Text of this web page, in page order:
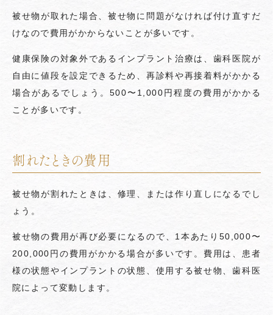
被せ物が取れた場合、被せ物に問題がなければ付け直すだ
けなので費用がかからないことが多いです。
健康保険の対象外であるインプラント治療は、歯科医院が
自由に値段を設定できるため、再診料や再接着料がかかる
場合があるでしょう。500〜1,000円程度の費用がかかる
ことが多いです。
割れたときの費用
被せ物が割れたときは、修理、または作り直しになるでし
ょう。
被せ物の費用が再び必要になるので、1本あたり50,000〜
200,000円の費用がかかる場合が多いです。費用は、患者
様の状態やインプラントの状態、使用する被せ物、歯科医
院によって変動します。